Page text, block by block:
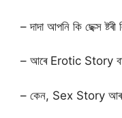
– দাদা আপনি কি ছেক্স ষ্টৰী
– আৰে Erotic Story
– কেন, Sex Story আৰ